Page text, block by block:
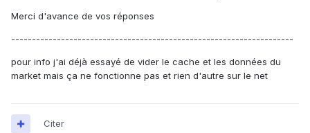
Merci d'avance de vos réponses
--------------------------------------------------------------------
pour info j'ai déjà essayé de vider le cache et les données du
market mais ça ne fonctionne pas et rien d'autre sur le net
Citer